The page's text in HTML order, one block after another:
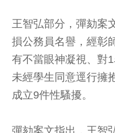
王智弘部分，彈劾案
損公務員名譽，經彰
有不當眼神凝視、對
未經學生同意逕行擁
成立9件性騷擾。
彈劾案文指出，王智